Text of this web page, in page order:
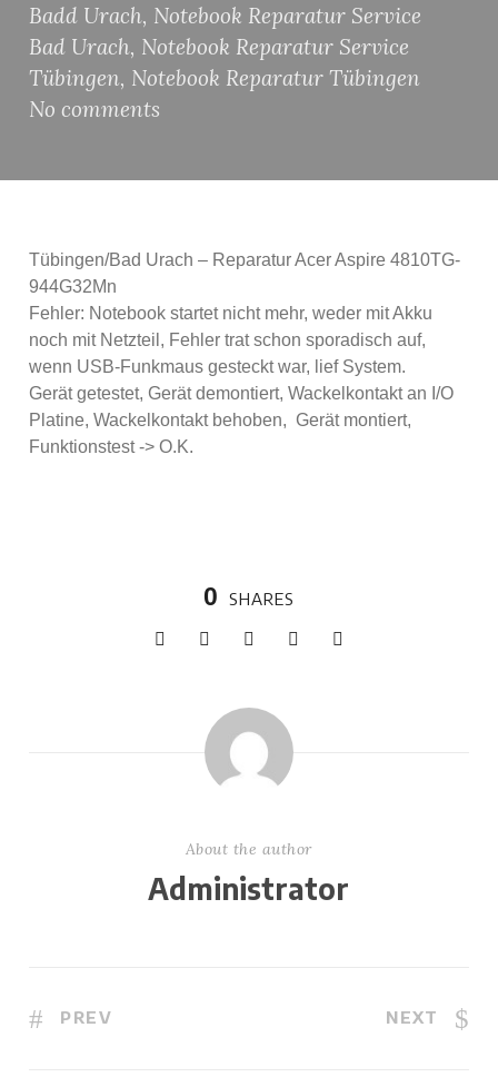
Badd Urach, Notebook Reparatur Service
Bad Urach, Notebook Reparatur Service
Tübingen, Notebook Reparatur Tübingen
No comments
Tübingen/Bad Urach – Reparatur Acer Aspire 4810TG-
944G32Mn
Fehler: Notebook startet nicht mehr, weder mit Akku
noch mit Netzteil, Fehler trat schon sporadisch auf,
wenn USB-Funkmaus gesteckt war, lief System.
Gerät getestet, Gerät demontiert, Wackelkontakt an I/O
Platine, Wackelkontakt behoben, Gerät montiert,
Funktionstest -> O.K.
0 SHARES
About the author
Administrator
PREV NEXT